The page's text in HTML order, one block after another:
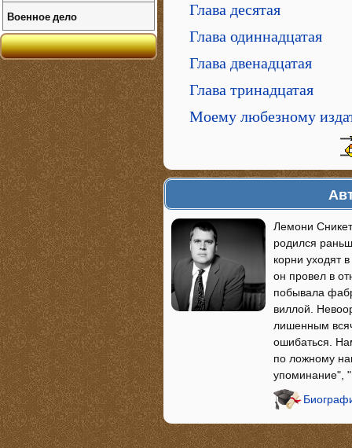
Глава десятая
Глава одиннадцатая
Глава двенадцатая
Глава тринадцатая
Моему любезному
Лемони
родился
корни уходят
он провел в
побывала
виллой.
лишенным
ошибаться.
по ложному
упоминание",
Военное дело